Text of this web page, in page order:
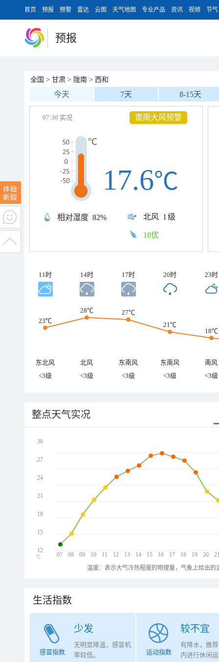
首页 预报 预警 雷达 云图 天气地图 专业产品 资讯 视频 节气
预报
全国 > 甘肃 > 陇南 > 西和
今天 7天 8-15天
07:30 实况
相对湿度 82% 北风 1级
17.6℃
18优
雷雨大风预警
11时 14时 17时 20时 23时
23℃
28℃
27℃
21℃
18℃
东北风 北风 东南风 东南风
南风
<3级
<3级 <3级 <3级 <3级
整点天气实况
07 08 09 10 11 12 13 14 15 16 17 18 19 20
30
27
24
21
18
15
12
℃
温度：表示大气冷热程度的物理量，气象上给出
生活指数
少发
感冒指数
无明显降温，感冒机
率较低。
较不宜
运动指数
有降水，推
内进行休闲